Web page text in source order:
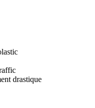
drastique